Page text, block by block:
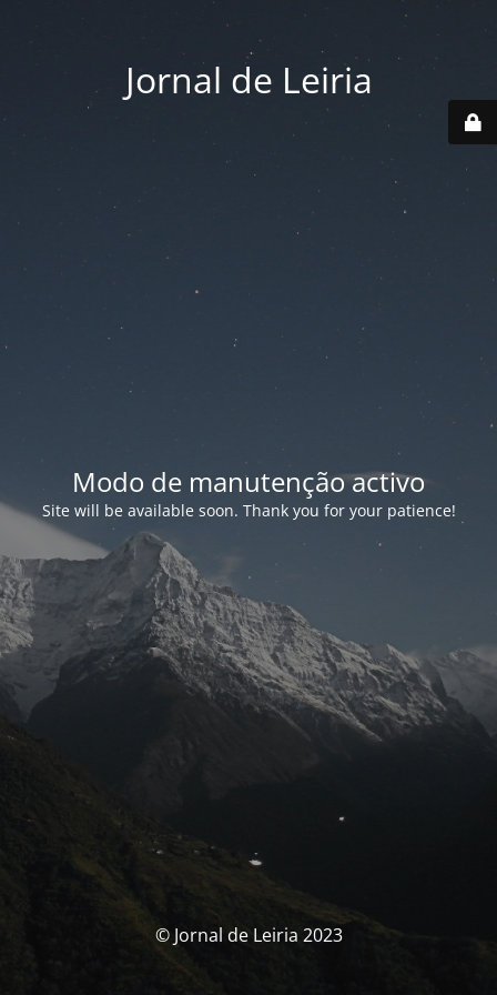
Jornal de Leiria
Modo de manutenção activo
Site will be available soon. Thank you for your patience!
© Jornal de Leiria 2023